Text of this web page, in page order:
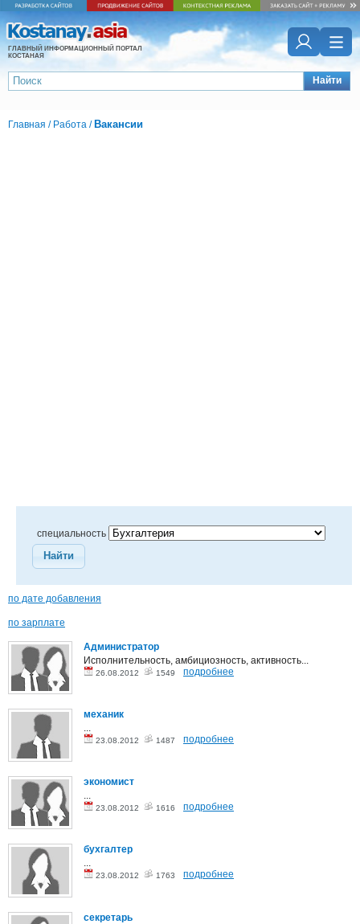
ГЛАВНЫЙ ИНФОРМАЦИОННЫЙ ПОРТАЛ
КОСТАНАЯ
Найти
Главная / Работа / Вакансии
специальность
Найти
по дате добавления
по зарплате
Администратор
Исполнительность, амбициозность, активность...
26.08.2012 1549 подробнее
механик
23.08.2012 1487 подробнее
экономист
...
23.08.2012 1616 подробнее
бухгалтер
...
23.08.2012 1763 подробнее
секретарь